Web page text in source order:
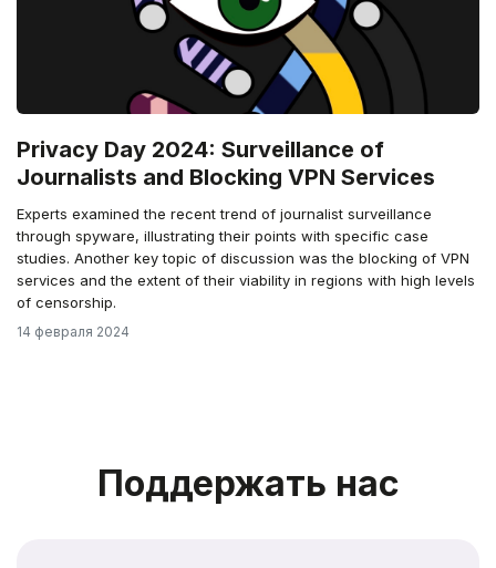
Privacy Day 2024: Surveillance of
Journalists and Blocking VPN Services
Experts examined the recent trend of journalist surveillance
through spyware, illustrating their points with specific case
studies. Another key topic of discussion was the blocking of VPN
services and the extent of their viability in regions with high levels
of censorship.
14 февраля 2024
Поддержать нас